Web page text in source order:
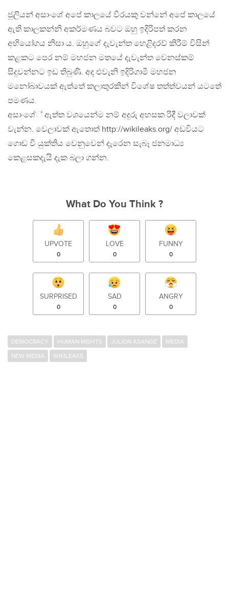
ජුලියන් අසාංශේ අපේ කාලයේ වීරයකු වන්නේ අපේ කාලයේ
ඇති කාලකන්නි අකර්මණය බවට ඔහු ඉදිරිපත් කරන
අභියෝගය නිසා ය. ඔහුගේ දැවැන්ත හෙළිදරව් කිරීම් විසින්
කළකට පෙර නම් මහජන මතයේ දැවැන්ත වෙනස්කම්
සිදුවන්නට ඉඩ තිබුණි. අද එවැනි ඉදිරිගාමී මහජන
මනෝබාවයක් ඇත්තේ කලාතුරකින් විශේෂ තත්ත්වයන් යටතේ
පමණය.
අසාංශේ් ඇත්ත වශයෙන්ම නම් අදුරු අහසක රිදී වලාවක්
වැන්න. වෙලාවක් ඇතොත් http://wikileaks.org/ අඩවියට
ගොඩ වී යුක්තිය වෙනුවෙන් දැරෙන සැබෑ ජනමාධ්‍ය
කෙළසකදැයි දැක බලා ගන්න.
What Do You Think ?
UPVOTE
0
LOVE
0
FUNNY
0
SURPRISED
0
SAD
0
ANGRY
0
DEMOCRACY HUMAN RIGHTS JULION ASANGE
MEDIA
NEW MEDIA
WIKILEAKS